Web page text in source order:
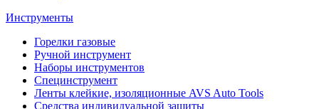
Инструменты
Горелки газовые
Ручной инструмент
Наборы инструментов
Специнструмент
Ленты клейкие, изоляционные AVS Auto Tools
Средства индивидуальной защиты